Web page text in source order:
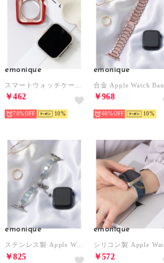
emonique
￥462
70% 10
emonique
￥968
60% 10
emonique
ステンレス製 Apple Watch Band スマートウォッチバンド【38/40/41/42/44/45/49mm対応】 （シルバー×ブルー）
￥825
emonique
￥572